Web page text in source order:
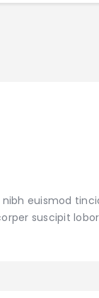
euismod
suscipit